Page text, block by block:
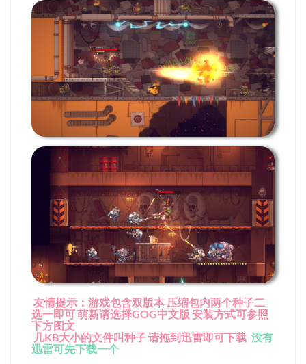
友情提示：游戏包含双版本 压缩包内两个种子二
选一即可 萌新请选择GOG中文版 安装方式可参照
下方图文
几KB大小的文件叫种子 请拖到迅雷即可下载 没有
迅雷可先下载一个